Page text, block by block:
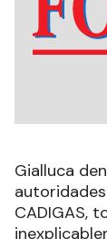
Gialluca
CADIGAS,